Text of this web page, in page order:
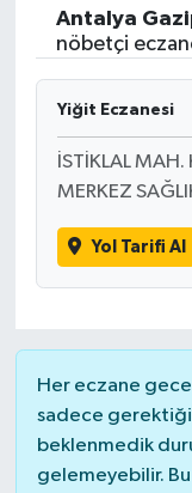
Antalya
nöbetçi
Yiğit Eczanesi
İSTİKLAL
MERKEZ
Yol Tarifi Al
Her eczane gece
sadece
beklenmedik
gelemeyebilir.